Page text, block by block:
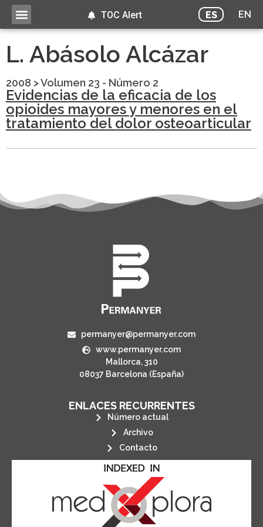
ES EN
TOC Alert
L. Abásolo Alcázar
2008 >Volumen 23 - Número 2
Evidencias de la eficacia de los
opioides mayores y menores en el
tratamiento del dolor osteoarticular
permanyer@permanyer.com
www.permanyer.com
Mallorca, 310
08037 Barcelona (España)
ENLACES RECURRENTES
Número actual
Archivo
Contacto